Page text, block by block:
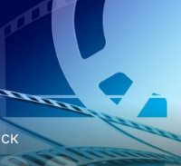
Для партнёров
Контакты